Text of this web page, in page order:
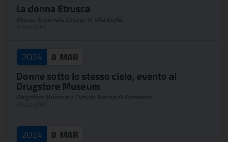
La donna Etrusca
2024 8 MAR
Donne sotto lo stesso cielo, evento al
Drugstore Museum
2024 8 MAR